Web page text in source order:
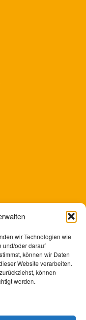
wir Technologien wie
und/oder darauf
können wir Daten
Website verarbeiten.
können
werden.